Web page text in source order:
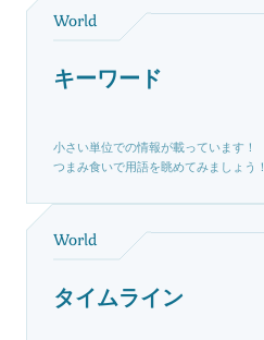
World
キーワード
小さい単位での情報が載っています！
つまみ食いで用語を眺めてみましょう！
World
タイムライン